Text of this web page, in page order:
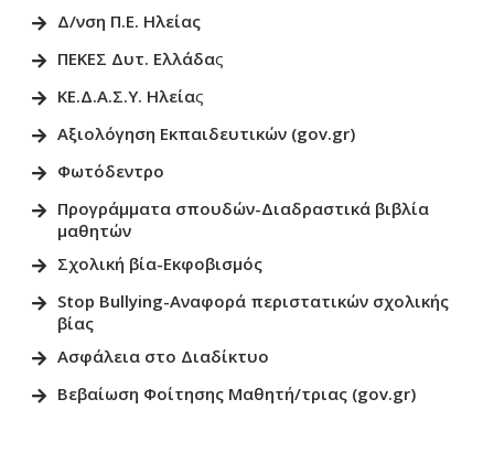
Δ/νση Π.Ε. Ηλείας
ΠΕΚΕΣ Δυτ. Ελλάδας
ΚΕ.Δ.Α.Σ.Υ. Ηλείας
Αξιολόγηση Εκπαιδευτικών (gov.gr)
Φωτόδεντρο
Προγράμματα σπουδών-Διαδραστικά βιβλία
μαθητών
Σχολική βία-Εκφοβισμός
Stop Bullying-Αναφορά περιστατικών σχολικής
βίας
Ασφάλεια στο Διαδίκτυο
Βεβαίωση Φοίτησης Μαθητή/τριας (gov.gr)